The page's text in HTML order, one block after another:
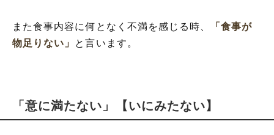
また食事内容に何となく不満を感じる時、
「食事が
物足りない」 と言います。
「意に満たない」【いにみたない】